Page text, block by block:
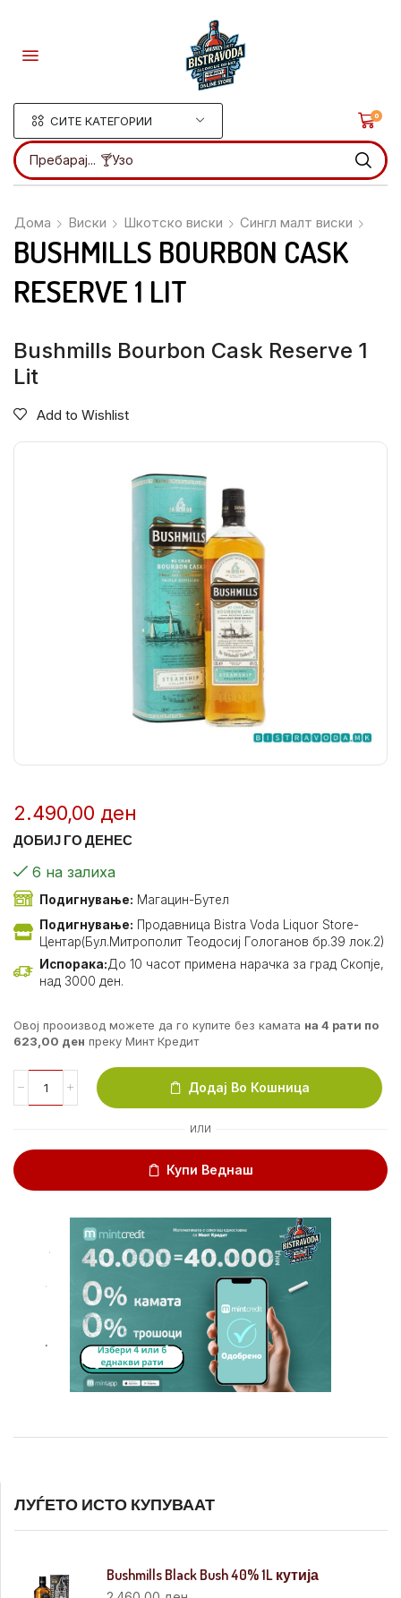
СИТЕ КАТЕГОРИИ
Пребарај... 🍸Ликери
0
Дома Виски Шкотско виски Сингл малт виски
BUSHMILLS BOURBON CASK
RESERVE 1 LIT
Bushmills Bourbon Cask Reserve 1
Lit
Add to Wishlist
2.490,00 ден
ДОБИЈ ГО ДЕНЕС
6 на залиха
Подигнување: Магацин-Бутел
Подигнување: Продавница Bistra Voda Liquor Store-
Центар(Бул.Митрополит Теодосиј Гологанов бр.39 лок.2)
Испорака:До 10 часот примена нарачка за град Скопје,
над 3000 ден.
Овој прооизвод можете да го купите без камата на 4 рати по
623,00 ден преку Минт Кредит
Додај Во Кошница
ИЛИ
Купи Веднаш
.
.
.
ЛУЃЕТО ИСТО КУПУВААТ
Bushmills Black Bush 40% 1L кутија